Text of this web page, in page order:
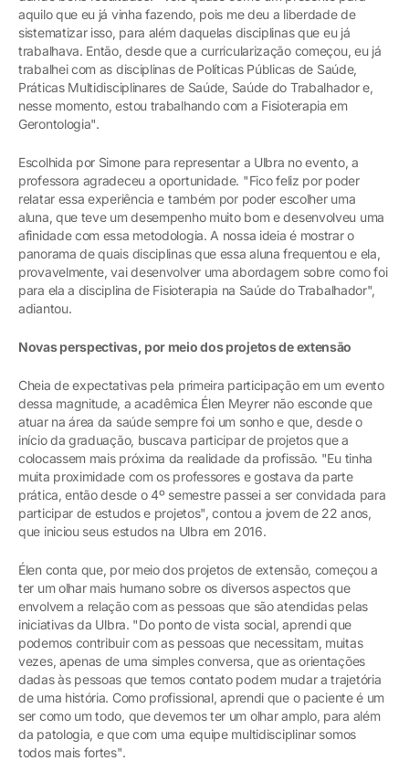
aquilo que eu já vinha fazendo, pois me deu a liberdade de
sistematizar isso, para além daquelas disciplinas que eu já
trabalhava. Então, desde que a curricularização começou, eu já
trabalhei com as disciplinas de Políticas Públicas de Saúde,
Práticas Multidisciplinares de Saúde, Saúde do Trabalhador e,
nesse momento, estou trabalhando com a Fisioterapia em
Gerontologia".
Escolhida por Simone para representar a Ulbra no evento, a
professora agradeceu a oportunidade. "Fico feliz por poder
relatar essa experiência e também por poder escolher uma
aluna, que teve um desempenho muito bom e desenvolveu uma
afinidade com essa metodologia. A nossa ideia é mostrar o
panorama de quais disciplinas que essa aluna frequentou e ela,
provavelmente, vai desenvolver uma abordagem sobre como foi
para ela a disciplina de Fisioterapia na Saúde do Trabalhador",
adiantou.
Novas perspectivas, por meio dos projetos de extensão
Cheia de expectativas pela primeira participação em um evento
dessa magnitude, a acadêmica Élen Meyrer não esconde que
atuar na área da saúde sempre foi um sonho e que, desde o
início da graduação, buscava participar de projetos que a
colocassem mais próxima da realidade da profissão. "Eu tinha
muita proximidade com os professores e gostava da parte
prática, então desde o 4º semestre passei a ser convidada para
participar de estudos e projetos", contou a jovem de 22 anos,
que iniciou seus estudos na Ulbra em 2016.
Élen conta que, por meio dos projetos de extensão, começou a
ter um olhar mais humano sobre os diversos aspectos que
envolvem a relação com as pessoas que são atendidas pelas
iniciativas da Ulbra. "Do ponto de vista social, aprendi que
podemos contribuir com as pessoas que necessitam, muitas
vezes, apenas de uma simples conversa, que as orientações
dadas às pessoas que temos contato podem mudar a trajetória
de uma história. Como profissional, aprendi que o paciente é um
ser como um todo, que devemos ter um olhar amplo, para além
da patologia, e que com uma equipe multidisciplinar somos
todos mais fortes".